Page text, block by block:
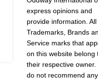
express opinions and
provide information. All
Trademarks, Brands
Service marks that
on this website belong
their respective owner.
do not recommend any